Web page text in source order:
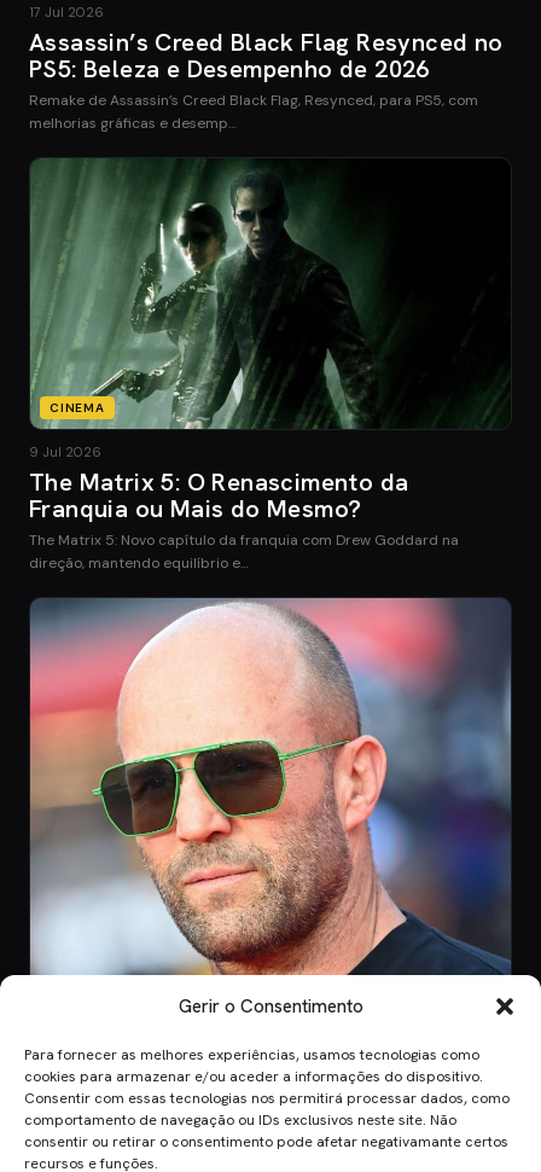
Gerir o Consentimento
Para fornecer as melhores experiências, usamos tecnologias como
cookies para armazenar e/ou aceder a informações do dispositivo.
Consentir com essas tecnologias nos permitirá processar dados, como
comportamento de navegação ou IDs exclusivos neste site. Não
consentir ou retirar o consentimento pode afetar negativamante certos
recursos e funções.
17 Jul 2026
Assassin’s Creed Black Flag Resynced no
PS5: Beleza e Desempenho de 2026
Remake de Assassin’s Creed Black Flag, Resynced, para PS5, com
melhorias gráficas e desemp…
CINEMA
9 Jul 2026
The Matrix 5: O Renascimento da
Franquia ou Mais do Mesmo?
The Matrix 5: Novo capítulo da franquia com Drew Goddard na
direção, mantendo equilíbrio e…
CINEMA
8 Jul 2026
Mutiny: O Novo Thriller de Ação de Jason
Statham em 2026